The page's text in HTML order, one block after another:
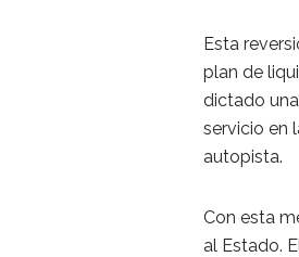
Esta
plan de
dictado
servicio en
autopista.
Con esta
al Estado.